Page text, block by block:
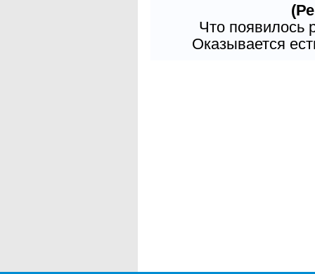
Что появилось
Оказывается